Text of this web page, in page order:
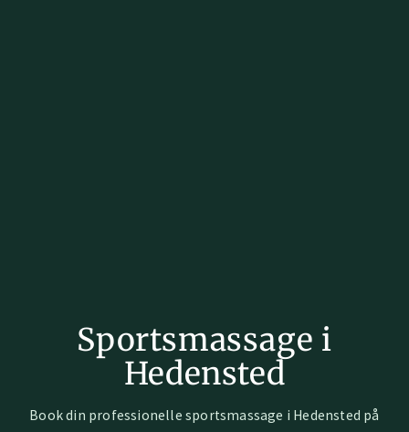
Sportsmassage i
Hedensted
Book din professionelle sportsmassage i Hedensted på